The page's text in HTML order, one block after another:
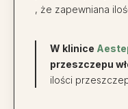
, że zapewniana
W klinice
przeszczepu
ilości